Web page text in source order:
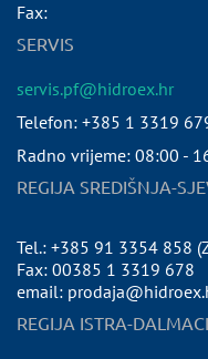
Fax:
SERVIS
servis.pf@hidroex.hr
Telefon: +385 1 3319
Radno vrijeme: 08:00 -
REGIJA SREDIŠNJA-
Tel.: +385 91 3354 858
Fax: 00385 1 3319 678
email:
REGIJA ISTRA-